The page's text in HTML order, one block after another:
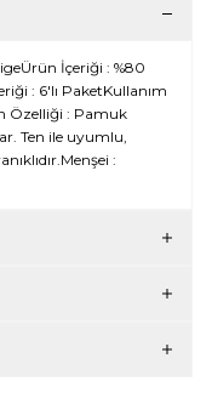
İçeriği : %80
: 6'lı PaketKullanım
Özelliği : Pamuk
Ten ile uyumlu,
: